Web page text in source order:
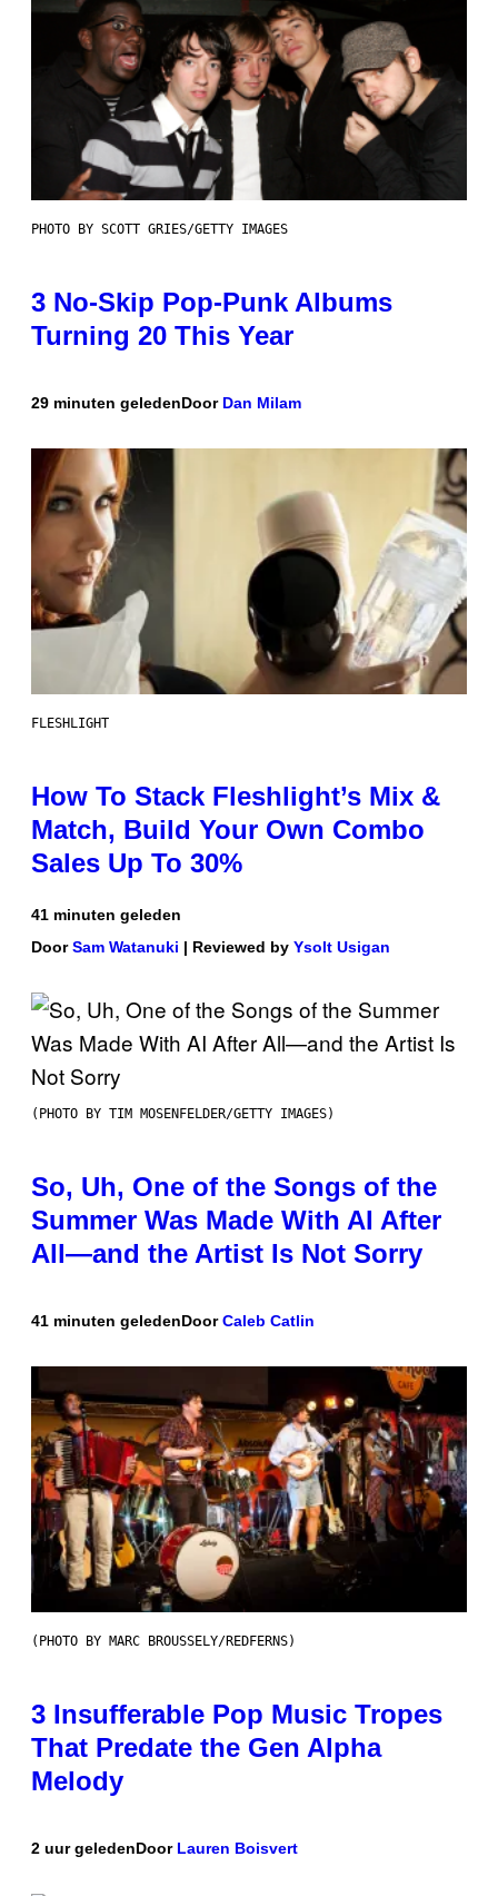
PHOTO BY SCOTT GRIES/GETTY IMAGES
3 No-Skip Pop-Punk Albums
Turning 20 This Year
29 minuten geledenDoor Dan Milam
FLESHLIGHT
How To Stack Fleshlight’s Mix &
Match, Build Your Own Combo
Sales Up To 30%
41 minuten geleden
DoorSam Watanuki | Reviewed by Ysolt Usigan
(PHOTO BY TIM MOSENFELDER/GETTY IMAGES)
So, Uh, One of the Songs of the
Summer Was Made With AI After
All—and the Artist Is Not Sorry
41 minuten geledenDoorCaleb Catlin
(PHOTO BY MARC BROUSSELY/REDFERNS)
3 Insufferable Pop Music Tropes
That Predate the Gen Alpha
Melody
2 uur geledenDoor Lauren Boisvert